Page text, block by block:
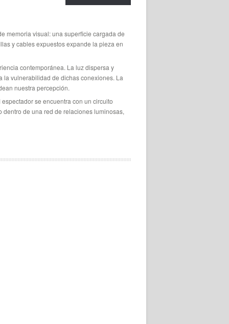
memoria visual: una superficie cargada de
y cables expuestos expande la pieza en
contemporánea. La luz dispersa y
la vulnerabilidad de dichas conexiones. La
nuestra percepción.
se encuentra con un circuito
de una red de relaciones luminosas,